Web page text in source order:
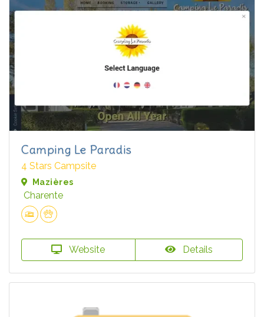
Camping Le Paradis
4 Stars Campsite
Mazières
Charente
Website Details